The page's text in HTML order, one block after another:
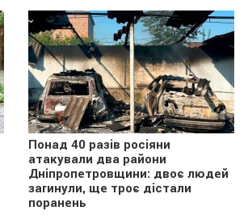
Понад 40 разів росіяни
атакували два райони
Дніпропетровщини: двоє людей
загинули, ще троє дістали
поранень